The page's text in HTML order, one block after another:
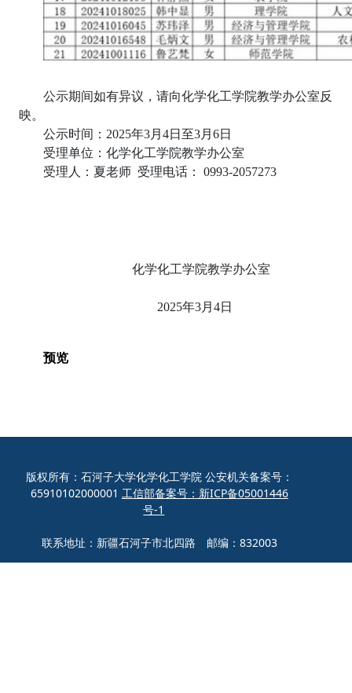
公示期间如有异议，请向化学化工学院教学办公室反
映。
公示时间：2025年3月4日至3月6日
受理单位：化学化工学院教学办公室
受理人：夏老师 受理电话： 0993-2057273
化学化工学院教学办公室
2025年3月4日
预览
版权所有：石河子大学化学化工学院 公安机关备案号：
65910102000001 工信部备案号：新ICP备05001446
号-1
联系地址：新疆石河子市北四路 邮编：832003